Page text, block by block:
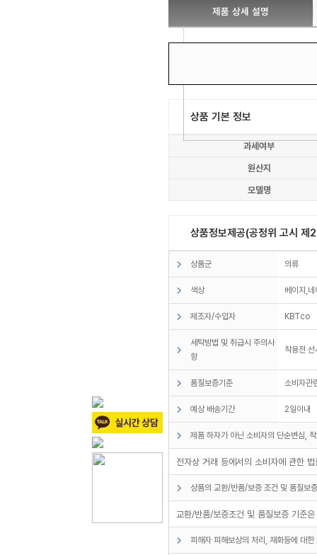
제품 상세 설명
상품 기본 정보
과세여부
원산지
모델명
상품정보제공(공정위 고시
상품군 의류
색상 베이지,
제조자/수입자 KBTco
세탁방법 및 취급시 주의사
항
착용전
품질보증기준 소비자관
예상 배송기간 2일이내
제품 하자가 아닌 소비자의 단순변심,
전자상 거래 등에서의 소비자에 관한
상품의 교환/반품/보증 조건 및 품질보
교환/반품/보증조건 및 품질보증 기준
피해자 피해보상의 처리, 재화등에 대